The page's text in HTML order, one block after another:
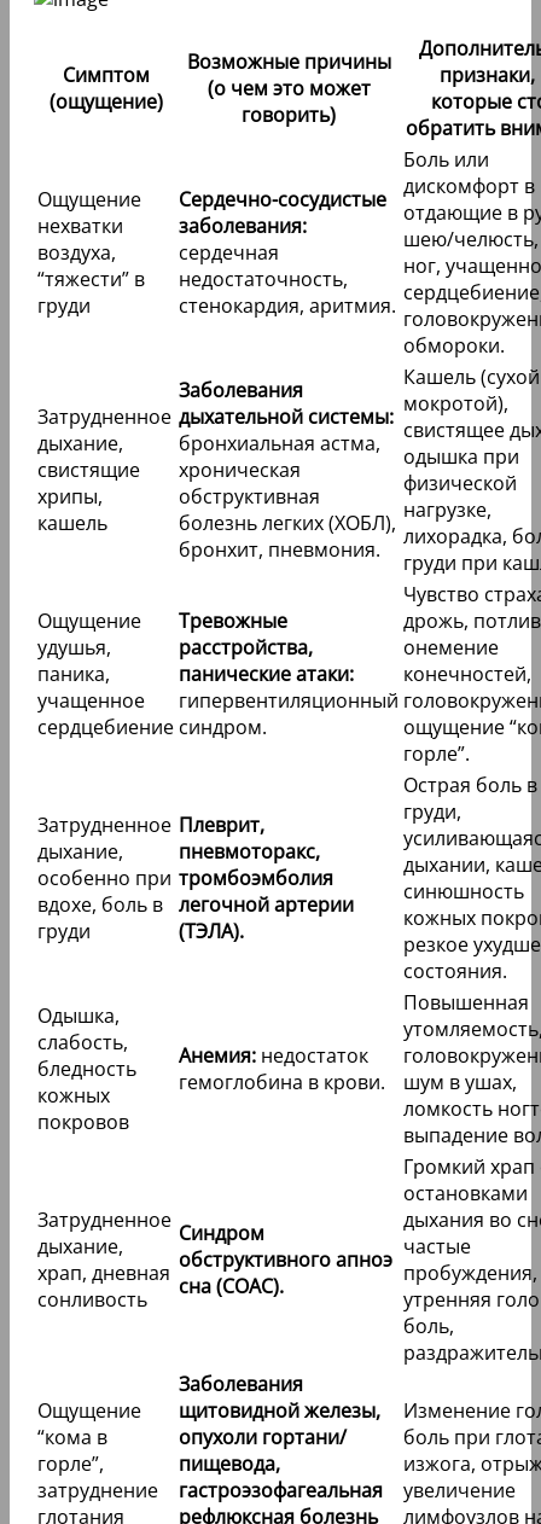
Симптом
(ощущение)
Возможные причины
(о чем это может
говорить)
признаки,
которые
обратить
Ощущение
нехватки
воздуха,
“тяжести” в
груди
Сердечно-сосудистые
заболевания:
сердечная
недостаточность,
стенокардия, аритмия.
Боль или
дискомфорт в
отдающие в
шею/челюсть,
ног,
обмороки.
Затрудненное
дыхание,
свистящие
хрипы,
кашель
Заболевания
дыхательной системы:
бронхиальная астма,
хроническая
обструктивная
болезнь легких (ХОБЛ),
бронхит, пневмония.
Кашель
мокротой),
свистящее
одышка при
физической
нагрузке,
лихорадка,
груди при
Ощущение
удушья,
паника,
учащенное
сердцебиение
Тревожные
расстройства,
панические атаки:
гипервентиляционный
синдром.
Чувство
дрожь,
онемение
конечностей,
ощущение
горле”.
Затрудненное
дыхание,
особенно при
вдохе, боль в
груди
Плеврит,
пневмоторакс,
тромбоэмболия
легочной артерии
(ТЭЛА).
Острая боль в
груди,
дыхании,
синюшность
кожных
резкое
состояния.
Одышка,
слабость,
бледность
кожных
покровов
Анемия: недостаток
гемоглобина в крови.
Повышенная
шум в ушах,
ломкость
выпадение
Затрудненное
дыхание,
храп, дневная
сонливость
Синдром
обструктивного апноэ
сна (СОАС).
Громкий храп
остановками
дыхания во
частые
пробуждения,
утренняя
боль,
Ощущение
“кома в
горле”,
затруднение
глотания
Заболевания
щитовидной железы,
опухоли гортани/
пищевода,
гастроэзофагеальная
рефлюксная болезнь
Изменение
боль при
изжога,
увеличение
лимфоузлов